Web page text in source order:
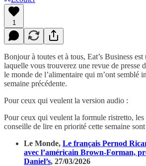
1
Bonjour à toutes et à tous, Eat’s Business
laquelle vous trouverez une revue de presse
le monde de l’alimentaire qui m’ont semblé
semaine précédente.
Pour ceux qui veulent la version audio :
Pour ceux qui veulent la formule ristretto,
conseille de lire en priorité cette semaine sont
Le Monde, Le français Pernod
avec l’américain Brown-Forman,
Daniel’s, 27/03/2026